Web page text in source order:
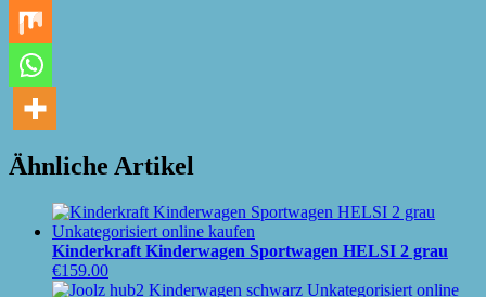
Ähnliche Artikel
Kinderkraft Kinderwagen Sportwagen HELSI 2 grau
€159.00